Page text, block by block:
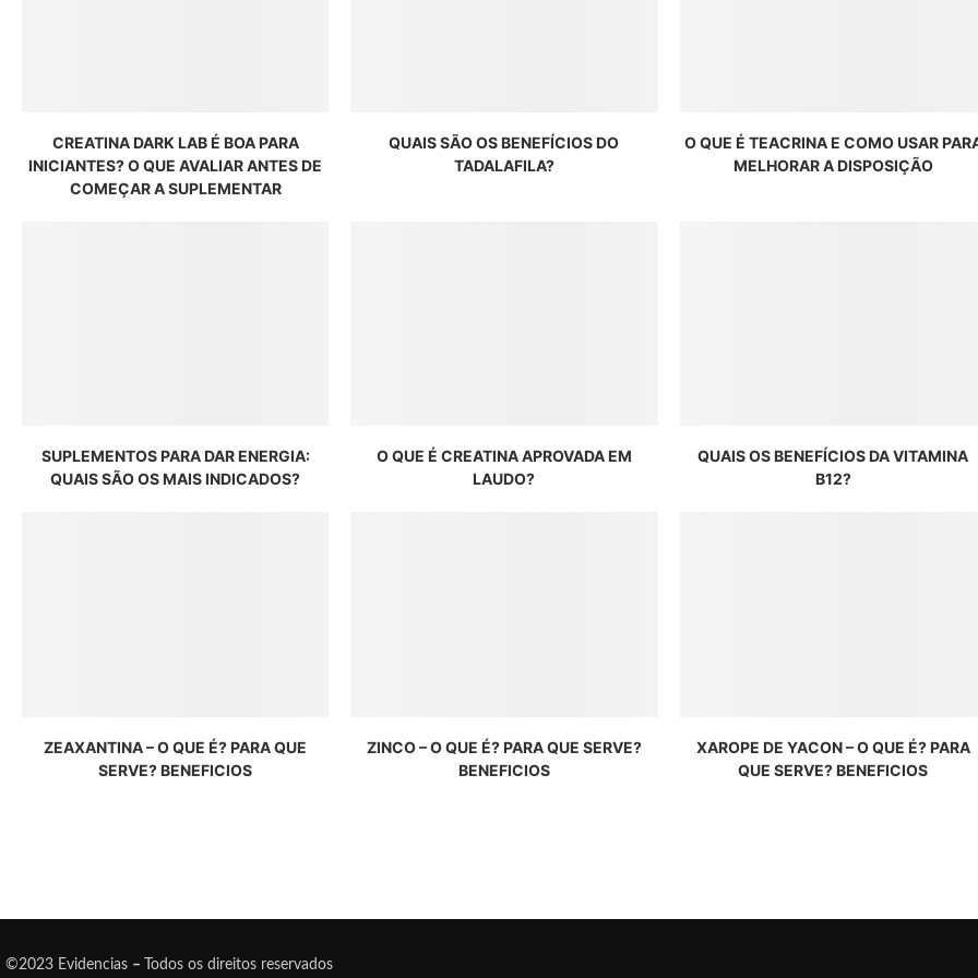
CREATINA DARK LAB É BOA PARA
INICIANTES? O QUE AVALIAR ANTES DE
COMEÇAR A SUPLEMENTAR
QUAIS SÃO OS BENEFÍCIOS DO
TADALAFILA?
O QUE É TEACRINA E COMO USAR
MELHORAR A DISPOSIÇÃO
SUPLEMENTOS PARA DAR ENERGIA:
QUAIS SÃO OS MAIS INDICADOS?
O QUE É CREATINA APROVADA EM
LAUDO?
QUAIS OS BENEFÍCIOS DA VITAMINA
B12?
ZEAXANTINA – O QUE É? PARA QUE
SERVE? BENEFICIOS
ZINCO – O QUE É? PARA QUE SERVE?
BENEFICIOS
XAROPE DE YACON – O QUE É? PARA
QUE SERVE? BENEFICIOS
©2023 Evidencias – Todos os direitos reservados